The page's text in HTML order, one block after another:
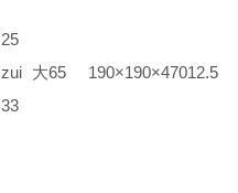
25
zui大
33
65 190×190×47012.5